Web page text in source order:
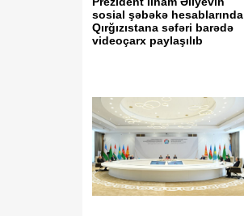
sosial şəbəkə hesablarında
Qırğızıstana səfəri barədə
videoçarx paylaşılıb